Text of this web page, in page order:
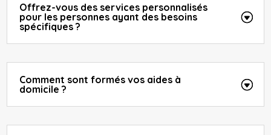
Offrez-vous des services personnalisés
pour les personnes ayant des besoins
spécifiques ?
Comment sont formés vos aides à
domicile ?